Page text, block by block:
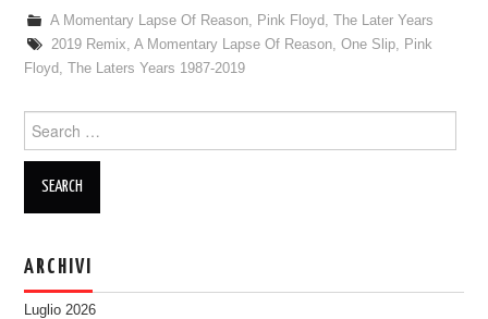
A Momentary Lapse Of Reason, Pink Floyd, The Later Years
2019 Remix, A Momentary Lapse Of Reason, One Slip, Pink
Floyd,The Laters Years 1987-2019
for:
ARCHIVI
Luglio 2026